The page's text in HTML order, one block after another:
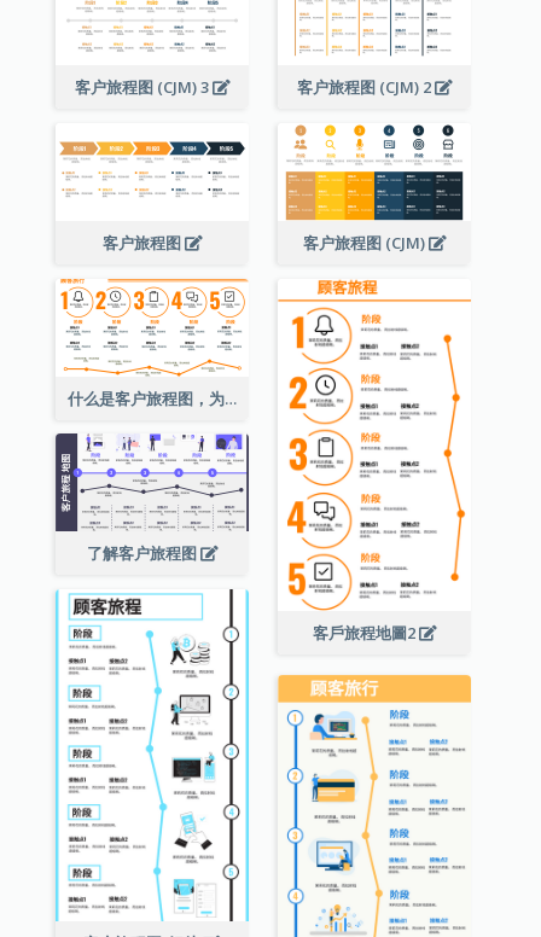
客户旅程图 (CJM) 3 客户旅程图 (CJM) 2
客户旅程图 客户旅程图 (CJM)
什么是客户旅程图，为什么重要？
客戶旅程地圖2
了解客户旅程图